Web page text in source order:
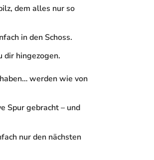
dem alles nur so
in den Schoss.
dir hingezogen.
werden wie von
Spur gebracht – und
nur den nächsten